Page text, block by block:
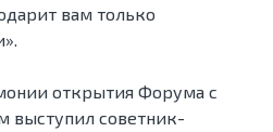
вам только
открытия Форума с
выступил советник-